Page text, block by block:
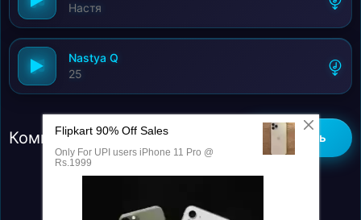
Настя
Nastya Q
25
Комментарии (0) Добавить